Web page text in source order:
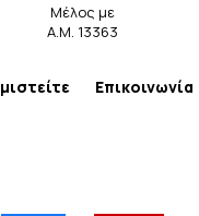
Μέλος με
Α.Μ. 13363
Επικοινωνία